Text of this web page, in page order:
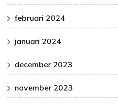
februari 2024
januari 2024
december 2023
november 2023